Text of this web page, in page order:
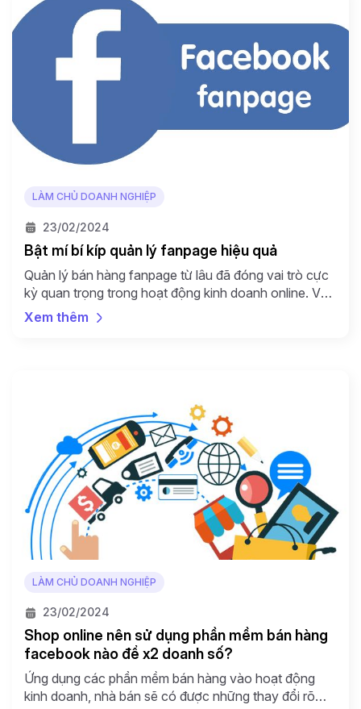
LÀM CHỦ DOANH NGHIỆP
23/02/2024
Bật mí bí kíp quản lý fanpage hiệu quả
Quản lý bán hàng fanpage từ lâu đã đóng vai trò cực
kỳ quan trọng trong hoạt động kinh doanh online. Vậy
làm thế nào để nhà bán có thể tiết kiệm tối đa thời
gian quản trị fanpage nhưng vẫn tạo ra hiệu quả bán
Xem thêm
LÀM CHỦ DOANH NGHIỆP
23/02/2024
Shop online nên sử dụng phần mềm bán hàng
facebook nào để x2 doanh số?
Ứng dụng các phần mềm bán hàng vào hoạt động
kinh doanh, nhà bán sẽ có được những thay đổi rõ